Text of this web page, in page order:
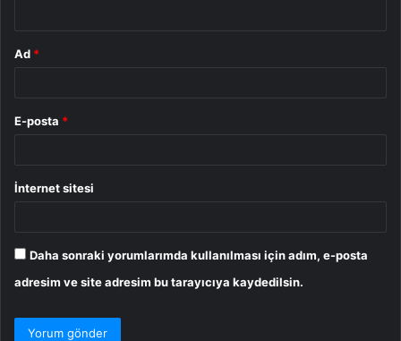
Ad *
E-posta *
İnternet sitesi
Daha sonraki yorumlarımda kullanılması için adım, e-posta
adresim ve site adresim bu tarayıcıya kaydedilsin.